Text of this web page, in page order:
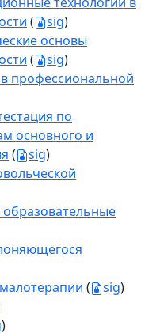
( sig)
основы
( sig)
профессиональной
по
основного и
( sig)
( sig)
)